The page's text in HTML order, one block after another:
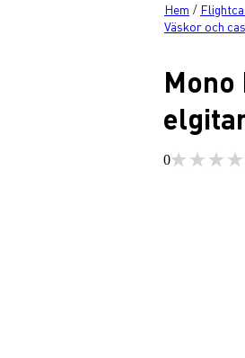
Hem /
Väskor och
0